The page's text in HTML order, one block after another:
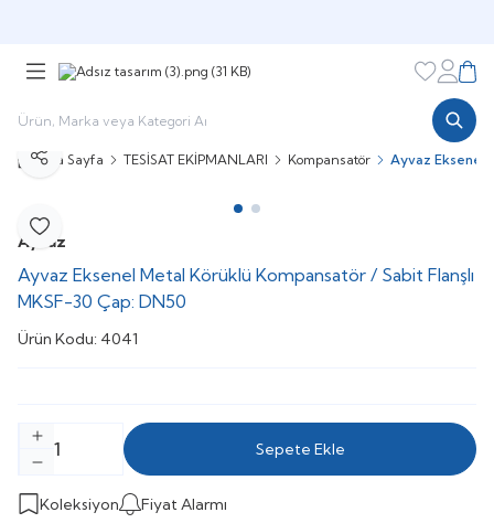
Favorilerim
Ana Sayfa TESİSAT EKİPMANLARI Kompansatör Ayvaz Eksenel
Favoriye Ekle
Paylaş
Ayvaz
Ayvaz Eksenel Metal Körüklü Kompansatör / Sabit Flanşlı
MKSF-30 Çap: DN50
Ürün Kodu: 4041
Sepete Ekle
Koleksiyon Fiyat Alarmı